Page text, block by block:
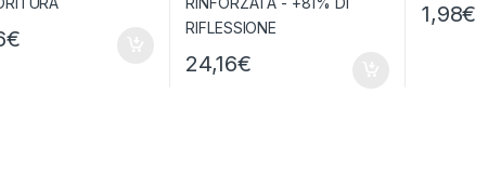
€
24,16€
1,98€